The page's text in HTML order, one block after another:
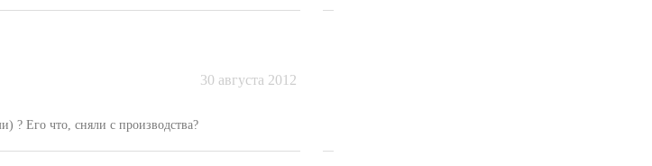
30 августа 2012
? Его что, сняли с производства?